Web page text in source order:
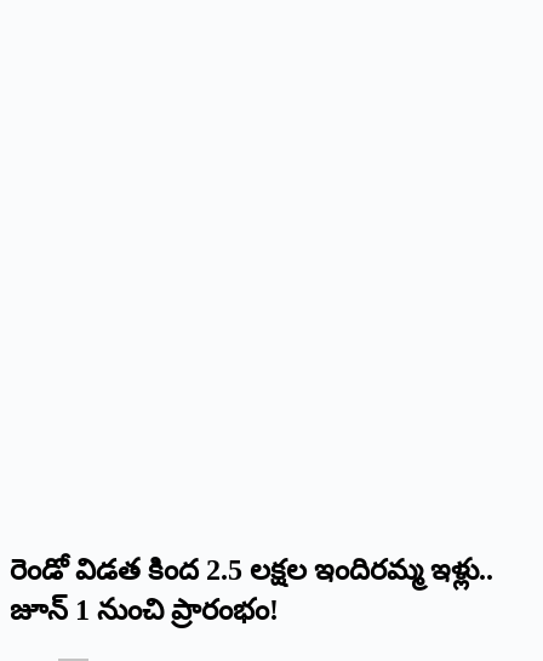
రెండో విడత కింద 2.5 లక్షల ఇందిరమ్మ ఇళ్లు..
జూన్ 1 నుంచి ప్రారంభం!